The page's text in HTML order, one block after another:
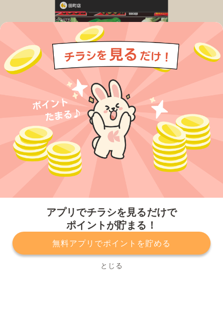
アプリでチラシを見るだけで
ポイントが貯まる！
無料アプリでポイントを貯める
とじる
プライバシーポリシー 利用規約
運営会社
サービスに関してのお問い合わせ